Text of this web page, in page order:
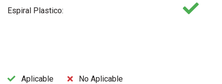
Espiral Plastico:
Aplicable No Aplicable